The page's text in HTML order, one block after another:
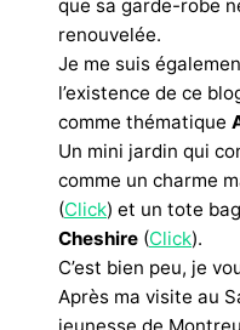
que sa garde-robe
renouvelée.
Je me suis
l’existence de ce
comme thématique
Un mini jardin qui
comme un charme
(Click) et un tote
Cheshire (Click).
C’est bien peu, je
Après ma visite au
jeunesse de